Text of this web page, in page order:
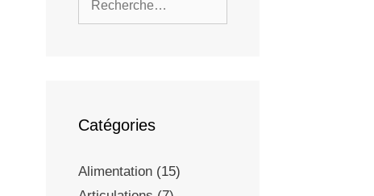
Catégories
Alimentation (15)